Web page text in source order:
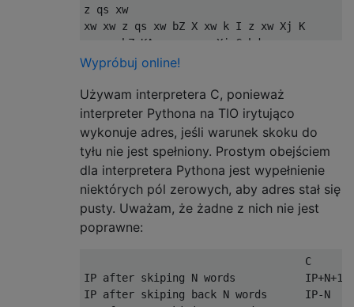
z qs xw
xw xw z qs xw bZ X xw k I z xw Xj K
qs xw bZ KA vp qs xw Xj C hd
z vp
xw xw z qs
k I qs
xw bZ ZZX k I z qs k I vp
xw k ZA z yQ ZA hd qs k I vp qs k I Xj
qs xw Xj ZZK
hd qs xw Xj ZZZZ hd
Wypróbuj online!
Używam interpretera C, ponieważ
interpreter Pythona na TIO irytująco
wykonuje adres, jeśli warunek skoku do
tyłu nie jest spełniony. Prostym obejściem
dla interpretera Pythona jest wypełnienie
niektórych pól zerowych, aby adres stał się
pusty. Uważam, że żadne z nich nie jest
poprawne:
C
IP after skiping N words           IP+N+1
IP after skiping back N words      IP-N